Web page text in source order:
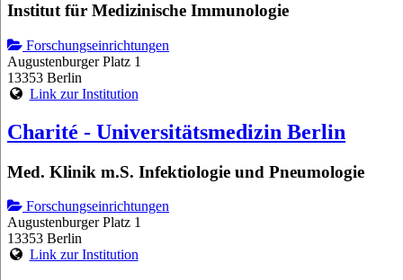
Institut für Medizinische Immunologie
Forschungseinrichtungen
Augustenburger Platz 1
13353 Berlin
Link zur Institution
Charité - Universitätsmedizin Berlin
Med. Klinik m.S. Infektiologie und Pneumologie
Forschungseinrichtungen
Augustenburger Platz 1
13353 Berlin
Link zur Institution